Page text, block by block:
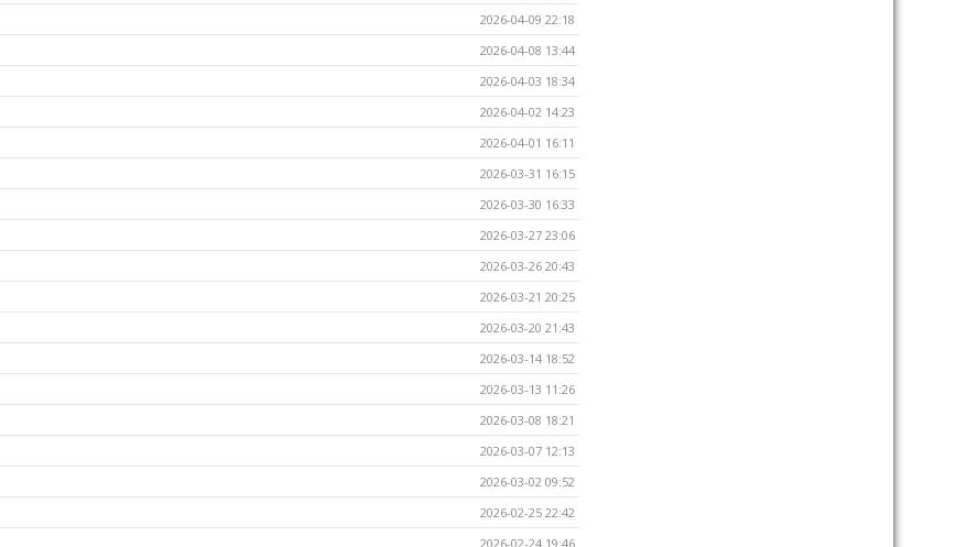
2026-04-09 22:18
2026-04-08 13:44
2026-04-03 18:34
2026-04-02 14:23
2026-04-01 16:11
2026-03-31 16:15
2026-03-30 16:33
2026-03-27 23:06
2026-03-26 20:43
2026-03-21 20:25
2026-03-20 21:43
2026-03-14 18:52
2026-03-13 11:26
2026-03-08 18:21
2026-03-07 12:13
2026-03-02 09:52
2026-02-25 22:42
2026-02-24 19:46